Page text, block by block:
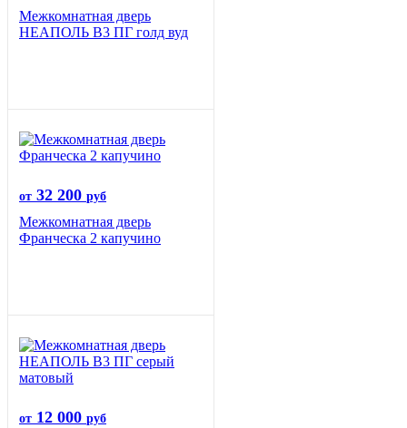
Межкомнатная дверь
НЕАПОЛЬ В3 ПГ голд вуд
от 32 200 руб
Межкомнатная дверь
Франческа 2 капучино
от 12 000 руб